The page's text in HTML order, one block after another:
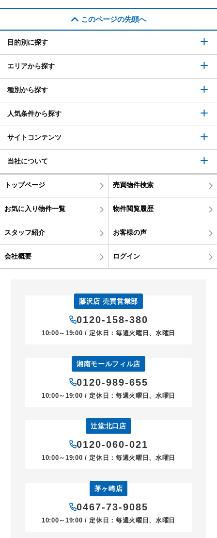
このページの先頭へ
目的別に探す
エリアから探す
種別から探す
人気条件から探す
サイトコンテンツ
当社について
トップページ 売買物件検索
お気に入り物件一覧 物件閲覧履歴
スタッフ紹介 お客様の声
会社概要 ログイン
藤沢店 売買営業部
0120-158-380
10:00～19:00 / 定休日：毎週火曜日、水曜日
湘南モールフィル店
0120-989-655
10:00～19:00 / 定休日：毎週火曜日、水曜日
辻堂北口店
0120-060-021
10:00～19:00 / 定休日：毎週火曜日、水曜日
茅ヶ崎店
0467-73-9085
10:00～19:00 / 定休日：毎週火曜日、水曜日